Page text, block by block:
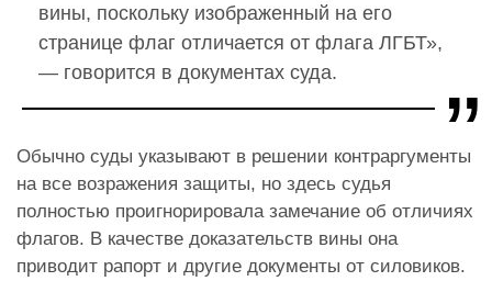
вины, поскольку изображенный на его
странице флаг отличается от флага ЛГБТ»,
— говорится в документах суда.
Обычно суды указывают в решении контраргументы
на все возражения защиты, но здесь судья
полностью проигнорировала замечание об отличиях
флагов. В качестве доказательств вины она
приводит рапорт и другие документы от силовиков.